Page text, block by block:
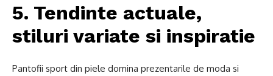
5. Tendinte actuale,
stiluri variate si inspiratie
Pantofii sport din piele domina prezentarile de moda si